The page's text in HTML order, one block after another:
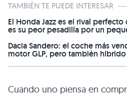
TAMBIÉN TE PUEDE INTERESAR
El Honda Jazz es el rival
es su peor pesadilla por un
Dacia Sandero: el coche más
motor GLP, pero también
Cuando uno piensa en